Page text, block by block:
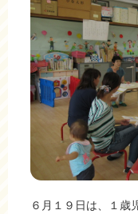
６月１９日は、１歳